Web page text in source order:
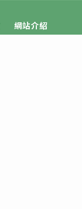
網站介紹